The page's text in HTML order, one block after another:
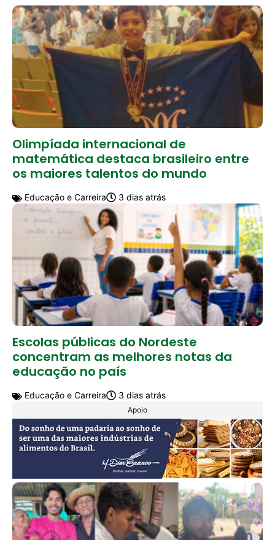
Olimpíada internacional de
matemática destaca brasileiro entre
os maiores talentos do mundo
Educação e Carreira 3 dias atrás
Escolas públicas do Nordeste
concentram as melhores notas da
educação no país
Educação e Carreira 3 dias atrás
Apoio